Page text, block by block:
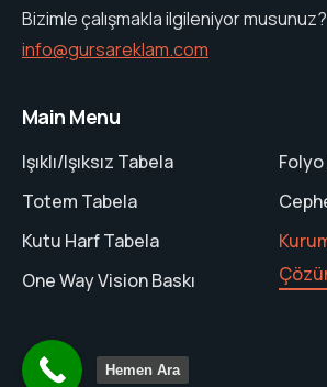
Bizimle çalışmakla ilgileniyor musunuz?
info@gursareklam.com
Main Menu
Işıklı/Işıksız Tabela
Totem Tabela
Kutu Harf Tabela
One Way Vision Baskı
Folyo
Hemen Ara